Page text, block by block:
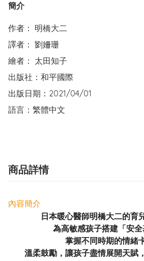
簡介
作者： 明橋大二
譯者： 劉姍珊
繪者： 太田知子
出版社：和平國際
出版日期：2021/04/01
語言：繁體中文
商品詳情
內容簡介
日本暖心醫師明橋大二的育
為高敏感孩子搭建「安全
掌握不同時期的情緒
溫柔鼓勵，讓孩子盡情展開天賦